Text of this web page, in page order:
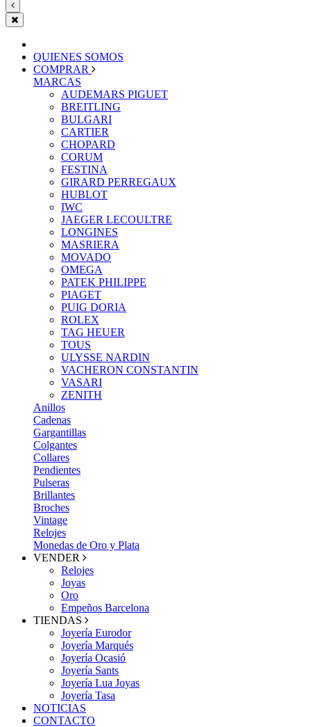
QUIENES SOMOS
COMPRAR
MARCAS
AUDEMARS PIGUET
BREITLING
BULGARI
CARTIER
CHOPARD
CORUM
FESTINA
GIRARD PERREGAUX
HUBLOT
IWC
JAEGER LECOULTRE
LONGINES
MASRIERA
MOVADO
OMEGA
PATEK PHILIPPE
PIAGET
PUIG DORIA
ROLEX
TAG HEUER
TOUS
ULYSSE NARDIN
VACHERON CONSTANTIN
VASARI
ZENITH
Anillos
Cadenas
Gargantillas
Colgantes
Collares
Pendientes
Pulseras
Brillantes
Broches
Vintage
Relojes
Monedas de Oro y Plata
VENDER
Relojes
Joyas
Oro
Empeños Barcelona
TIENDAS
Joyería Eurodor
Joyería Marqués
Joyería Ocasió
Joyería Sants
Joyería Lua Joyas
Joyería Tasa
NOTICIAS
CONTACTO